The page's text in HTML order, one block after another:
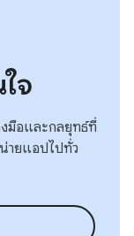
จ
งมือและกลยุทธ์ที่
ายแอปไปทั่ว